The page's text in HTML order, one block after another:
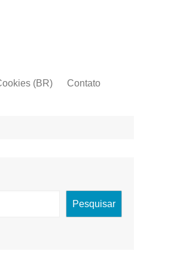
(BR) Contato
Pesquisar